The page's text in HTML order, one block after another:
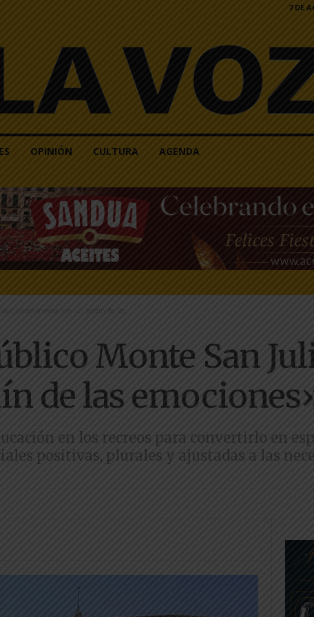
7 DE
OPINIÓN CULTURA AGENDA
Julián innova con «El Jardín de las...
Monte San
de las
en los recreos para convertirlo en
positivas, plurales y ajustadas a las